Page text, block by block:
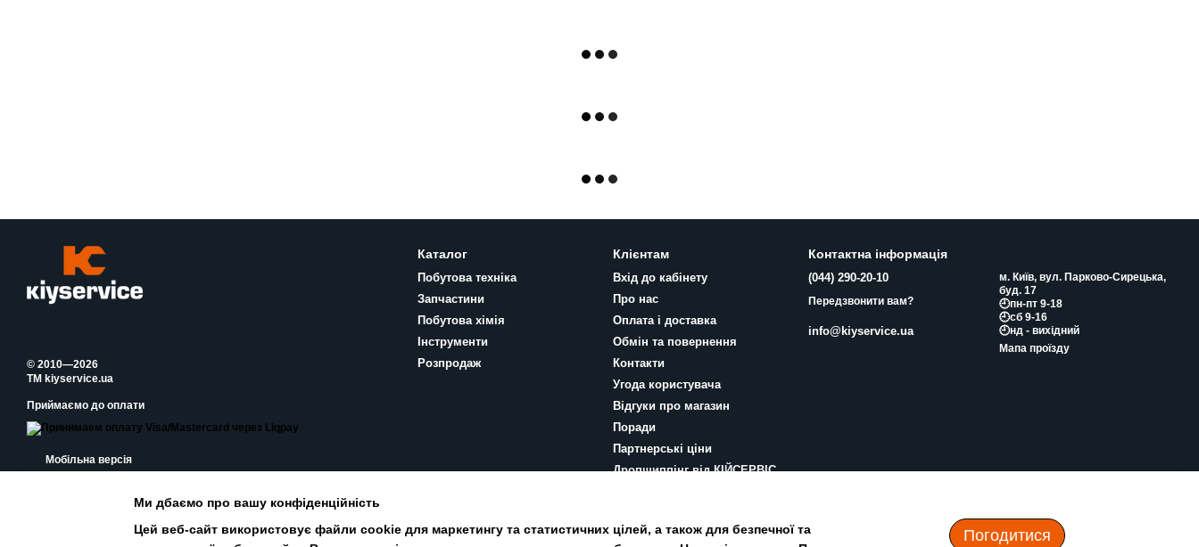
© 2010—2026
TM kiyservice.ua
Приймаємо до оплати
Мобільна версія
Каталог
Побутова техніка
Запчастини
Побутова хімія
Інструменти
Розпродаж
Клієнтам
Вхід до кабінету
Про нас
Оплата і доставка
Обмін та повернення
Контакти
Угода користувача
Відгуки про магазин
Поради
Партнерські ціни
Дропшиппінг від КІЙСЕРВІС
Контактна інформація
(044) 290-20-10
Передзвонити вам?
info@kiyservice.ua
м. Київ, вул. Парково-Сирецька,
буд. 17
🕘пн-пт 9-18
🕘сб 9-16
🕘нд - вихідний
Мапа проїзду
Ми дбаємо про вашу конфіденційність
Цей веб-сайт використовує файли cookie для маркетингу та статистичних цілей, а також для безпечної та
Погодитися